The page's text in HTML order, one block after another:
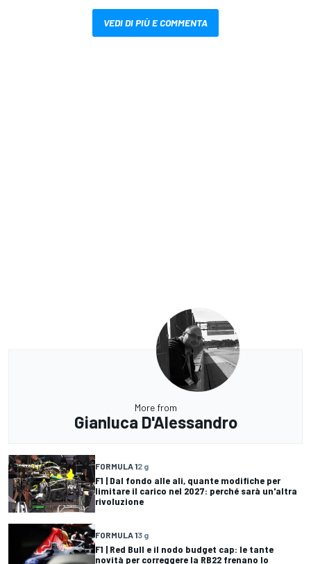
VEDI DI PIÙ E COMMENTA
More from
Gianluca D'Alessandro
FORMULA 12 g
F1 | Dal fondo alle ali, quante modifiche per
limitare il carico nel 2027: perché sarà un'altra
rivoluzione
FORMULA 13 g
F1 | Red Bull e il nodo budget cap: le tante
novità per correggere la RB22 frenano lo